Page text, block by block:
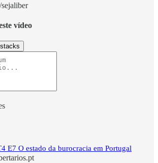
vídeo
E7 O estado da burocracia em Portugal